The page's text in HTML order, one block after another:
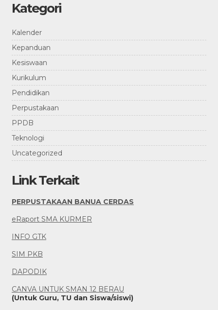
Kategori
Kalender
Kepanduan
Kesiswaan
Kurikulum
Pendidikan
Perpustakaan
PPDB
Teknologi
Uncategorized
Link Terkait
PERPUSTAKAAN BANUA CERDAS
eRaport SMA KURMER
INFO GTK
SIM PKB
DAPODIK
CANVA UNTUK SMAN 12 BERAU
(Untuk Guru, TU dan Siswa/siswi)